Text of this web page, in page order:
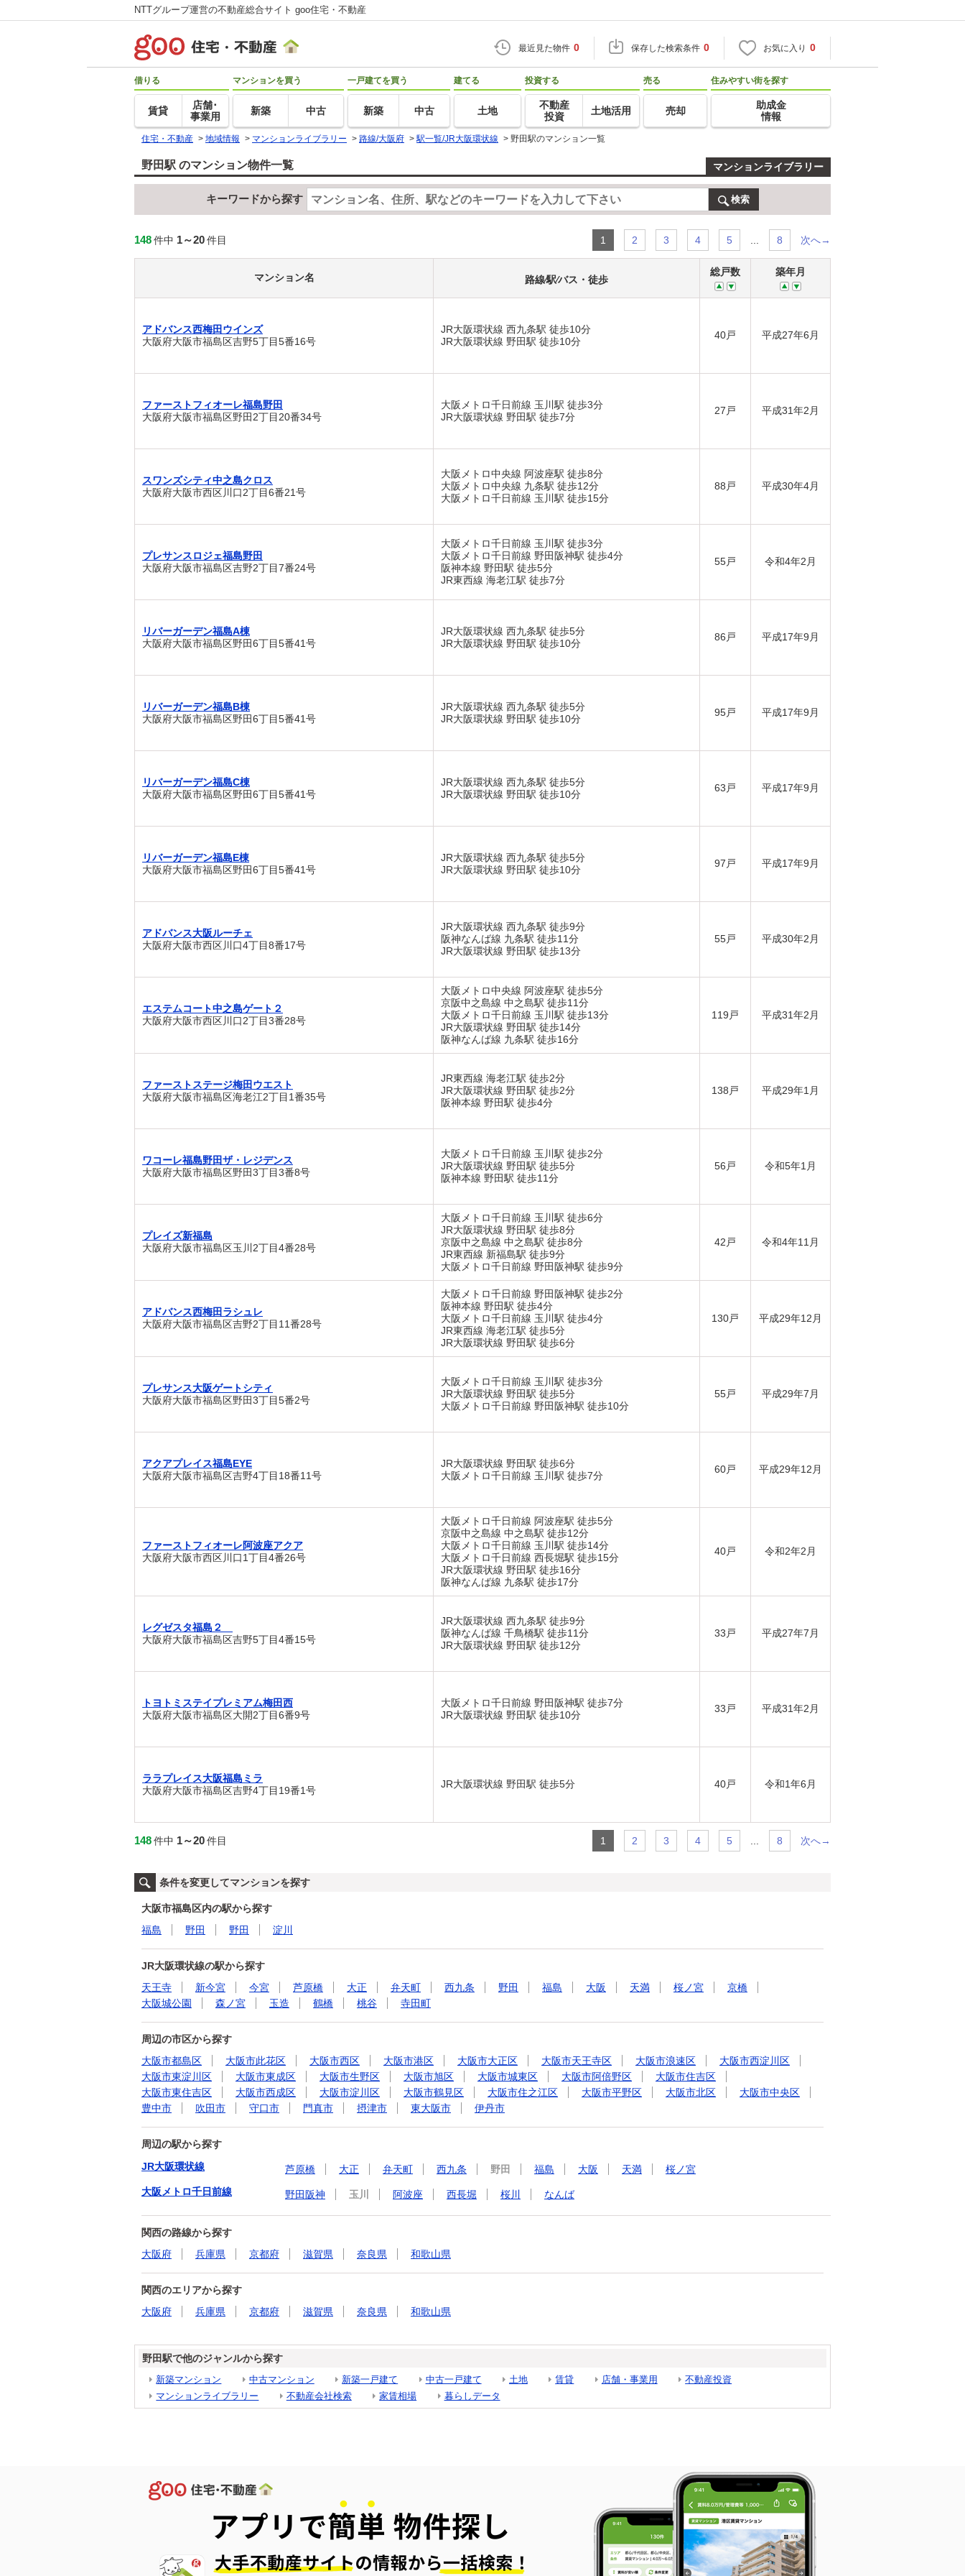
NTTグループ運営の不動産総合サイト goo住宅・不動産
最近見た物件 0 保存した検索条件 0 お気に入り 0
借りる
賃貸
店舗･
事業用
マンションを買う
新築 中古
一戸建てを買う
新築 中古
建てる
土地
投資する
不動産
投資
土地活用
売る
売却
住みやすい街を探す
助成金
情報
住宅・不動産 > 地域情報 > マンションライブラリー > 路線/大阪府 > 駅一覧/JR大阪環状線 > 野田駅のマンション一覧
野田駅 のマンション物件一覧 マンションライブラリー
キーワードから探す 検索
148件中 1～20件目 1 2 3 4 5 8 次へ→
マンション名 路線⁄駅⁄バス・徒歩
総戸数 築年月
アドバンス西梅田ウインズ
大阪府大阪市福島区吉野5丁目5番16号
JR大阪環状線 西九条駅 徒歩10分
JR大阪環状線 野田駅 徒歩10分
40戸 平成27年6月
ファーストフィオーレ福島野田
大阪府大阪市福島区野田2丁目20番34号
大阪メトロ千日前線 玉川駅 徒歩3分
JR大阪環状線 野田駅 徒歩7分
27戸 平成31年2月
スワンズシティ中之島クロス
大阪府大阪市西区川口2丁目6番21号
大阪メトロ中央線 阿波座駅 徒歩8分
大阪メトロ中央線 九条駅 徒歩12分
大阪メトロ千日前線 玉川駅 徒歩15分
88戸 平成30年4月
プレサンスロジェ福島野田
大阪府大阪市福島区吉野2丁目7番24号
大阪メトロ千日前線 玉川駅 徒歩3分
大阪メトロ千日前線 野田阪神駅 徒歩4分
阪神本線 野田駅 徒歩5分
JR東西線 海老江駅 徒歩7分
55戸 令和4年2月
リバーガーデン福島A棟
大阪府大阪市福島区野田6丁目5番41号
JR大阪環状線 西九条駅 徒歩5分
JR大阪環状線 野田駅 徒歩10分
86戸 平成17年9月
リバーガーデン福島B棟
大阪府大阪市福島区野田6丁目5番41号
JR大阪環状線 西九条駅 徒歩5分
JR大阪環状線 野田駅 徒歩10分
95戸 平成17年9月
リバーガーデン福島C棟
大阪府大阪市福島区野田6丁目5番41号
JR大阪環状線 西九条駅 徒歩5分
JR大阪環状線 野田駅 徒歩10分
63戸 平成17年9月
リバーガーデン福島E棟
大阪府大阪市福島区野田6丁目5番41号
JR大阪環状線 西九条駅 徒歩5分
JR大阪環状線 野田駅 徒歩10分
97戸 平成17年9月
アドバンス大阪ルーチェ
大阪府大阪市西区川口4丁目8番17号
JR大阪環状線 西九条駅 徒歩9分
阪神なんば線 九条駅 徒歩11分
JR大阪環状線 野田駅 徒歩13分
55戸 平成30年2月
エステムコート中之島ゲート２
大阪府大阪市西区川口2丁目3番28号
大阪メトロ中央線 阿波座駅 徒歩5分
京阪中之島線 中之島駅 徒歩11分
大阪メトロ千日前線 玉川駅 徒歩13分
JR大阪環状線 野田駅 徒歩14分
阪神なんば線 九条駅 徒歩16分
119戸 平成31年2月
ファーストステージ梅田ウエスト
大阪府大阪市福島区海老江2丁目1番35号
JR東西線 海老江駅 徒歩2分
JR大阪環状線 野田駅 徒歩2分
阪神本線 野田駅 徒歩4分
138戸 平成29年1月
ワコーレ福島野田ザ・レジデンス
大阪府大阪市福島区野田3丁目3番8号
大阪メトロ千日前線 玉川駅 徒歩2分
JR大阪環状線 野田駅 徒歩5分
阪神本線 野田駅 徒歩11分
56戸 令和5年1月
プレイズ新福島
大阪府大阪市福島区玉川2丁目4番28号
大阪メトロ千日前線 玉川駅 徒歩6分
JR大阪環状線 野田駅 徒歩8分
京阪中之島線 中之島駅 徒歩8分
JR東西線 新福島駅 徒歩9分
大阪メトロ千日前線 野田阪神駅 徒歩9分
42戸 令和4年11月
アドバンス西梅田ラシュレ
大阪府大阪市福島区吉野2丁目11番28号
大阪メトロ千日前線 野田阪神駅 徒歩2分
阪神本線 野田駅 徒歩4分
大阪メトロ千日前線 玉川駅 徒歩4分
JR東西線 海老江駅 徒歩5分
JR大阪環状線 野田駅 徒歩6分
130戸 平成29年12月
プレサンス大阪ゲートシティ
大阪府大阪市福島区野田3丁目5番2号
大阪メトロ千日前線 玉川駅 徒歩3分
JR大阪環状線 野田駅 徒歩5分
大阪メトロ千日前線 野田阪神駅 徒歩10分
55戸 平成29年7月
アクアプレイス福島EYE
大阪府大阪市福島区吉野4丁目18番11号
JR大阪環状線 野田駅 徒歩6分
大阪メトロ千日前線 玉川駅 徒歩7分
60戸 平成29年12月
ファーストフィオーレ阿波座アクア
大阪府大阪市西区川口1丁目4番26号
大阪メトロ千日前線 阿波座駅 徒歩5分
京阪中之島線 中之島駅 徒歩12分
大阪メトロ千日前線 玉川駅 徒歩14分
大阪メトロ千日前線 西長堀駅 徒歩15分
JR大阪環状線 野田駅 徒歩16分
阪神なんば線 九条駅 徒歩17分
40戸 令和2年2月
レグゼスタ福島２
大阪府大阪市福島区吉野5丁目4番15号
JR大阪環状線 西九条駅 徒歩9分
阪神なんば線 千鳥橋駅 徒歩11分
JR大阪環状線 野田駅 徒歩12分
33戸 平成27年7月
トヨトミステイプレミアム梅田西
大阪府大阪市福島区大開2丁目6番9号
大阪メトロ千日前線 野田阪神駅 徒歩7分
JR大阪環状線 野田駅 徒歩10分
33戸 平成31年2月
ララプレイス大阪福島ミラ
大阪府大阪市福島区吉野4丁目19番1号
JR大阪環状線 野田駅 徒歩5分 40戸 令和1年6月
148件中 1～20件目 1 2 3 4 5 8 次へ→
条件を変更してマンションを探す
大阪市福島区内の駅から探す
福島
野田 野田 淀川
JR大阪環状線の駅から探す
天王寺
新今宮 今宮 芦原橋 大正 弁天町 西九条 野田 福島 大阪 天満 桜ノ宮
京橋
大阪城公園
森ノ宮 玉造 鶴橋 桃谷 寺田町
周辺の市区から探す
大阪市都島区
大阪市此花区 大阪市西区 大阪市港区 大阪市大正区 大阪市天王寺区 大阪市浪速区
大阪市西淀川区
大阪市東淀川区
大阪市東成区 大阪市生野区 大阪市旭区 大阪市城東区 大阪市阿倍野区
大阪市住吉区
大阪市東住吉区
大阪市西成区 大阪市淀川区 大阪市鶴見区 大阪市住之江区 大阪市平野区 大阪市北区
大阪市中央区
豊中市
吹田市 守口市 門真市 摂津市 東大阪市 伊丹市
周辺の駅から探す
JR大阪環状線
芦原橋 大正 弁天町 西九条 野田 福島 大阪 天満
桜ノ宮
大阪メトロ千日前線
野田阪神 玉川 阿波座 西長堀 桜川 なんば
関西の路線から探す
大阪府
兵庫県 京都府 滋賀県 奈良県 和歌山県
関西のエリアから探す
大阪府
兵庫県 京都府 滋賀県 奈良県 和歌山県
野田駅で他のジャンルから探す
新築マンション 中古マンション 新築一戸建て 中古一戸建て 土地 賃貸 店舗・事業用
不動産投資
マンションライブラリー
不動産会社検索 家賃相場 暮らしデータ